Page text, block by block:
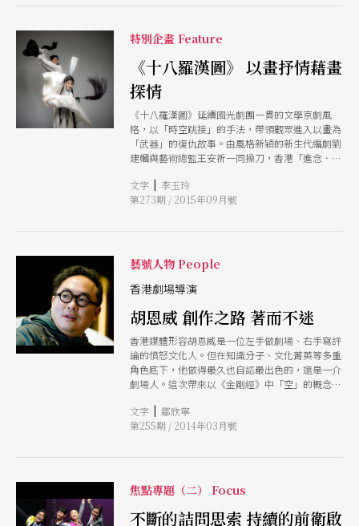
特別企畫 Feature
《十八羅漢圖》 以畫抒情藉畫
探情
《十八羅漢圖》延續國光劇團一貫的文學京劇風
格，以「時空跳接」的手法，帶領觀眾進入以畫為
「武器」的復仇故事。由風格新穎的新生代編劇劉
建幗與藝術總監王安祈一同操刀，香港「進念．二
唐文華、溫宇航等國光資深演員演出，連「姊弟
戀」、「老少配」、「文創」等主題都入戲。
文字 | 李玉玲
第273期 / 2015年09月號
藝號人物 People
香港劇場導演
胡恩威 創作之路 著而不迷
香港媒體形容胡恩威是一位左手做劇場、右手寫評
論的憤怒文化人。但在知識分子、文化菁英等多重
角色底下，他做得最久也自認最出色的，還是一介
劇場人。這次帶來以《金剛經》中「空」的概念發
天主教到佛教，一實一虛的處世態度，讓胡恩威學
會踏實而不被現實所困地創作。
文字 | 鄒欣寧
第255期 / 2014年03月號
焦點專題（二） Focus
不斷的詰問思索 持續的前衛啟